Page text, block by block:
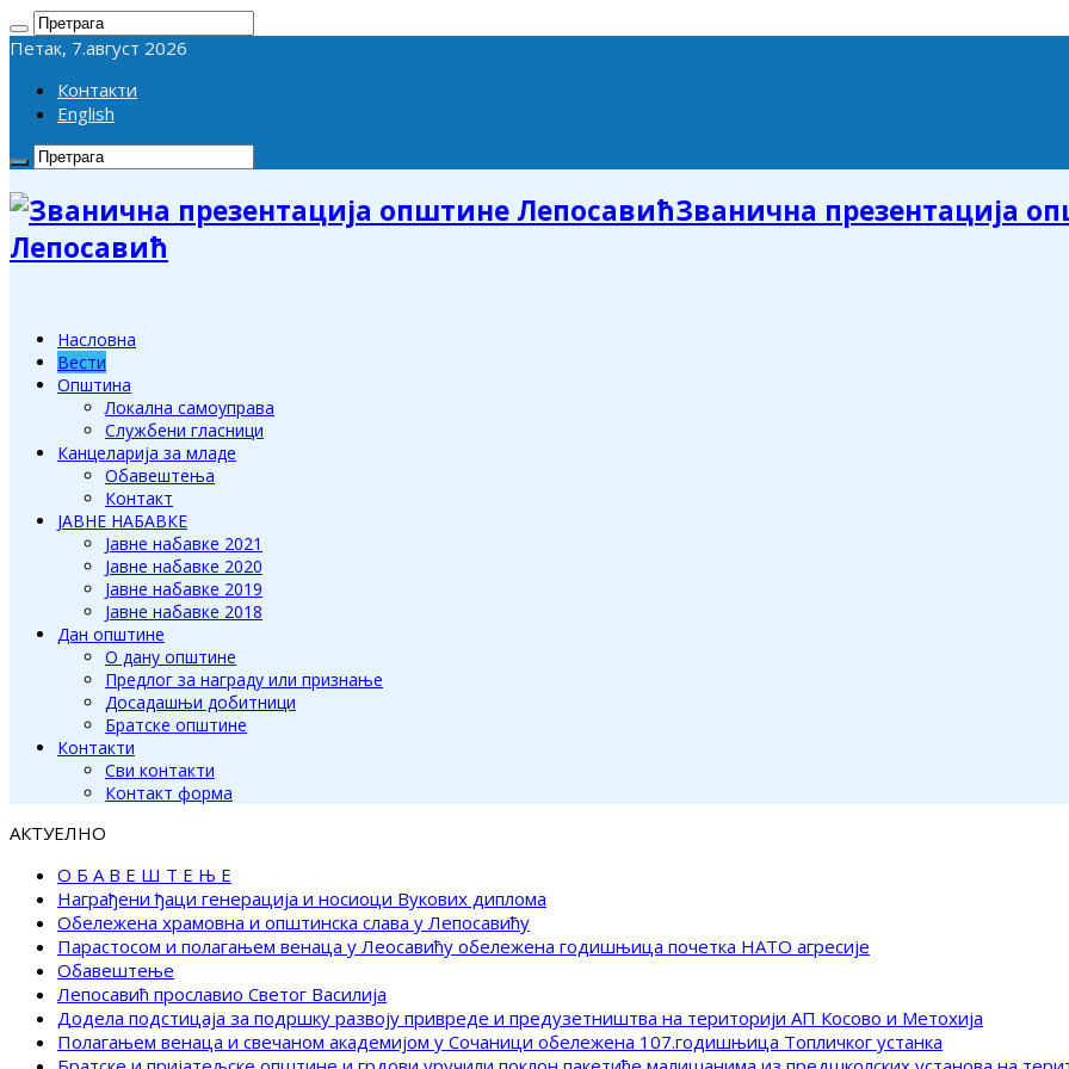
Петак, 7.август 2026
Контакти
English
Званична презентација
Лепосавић
Насловна
Вести
Општина
Локална самоуправа
Службени гласници
Канцеларија за младе
Обавештења
Контакт
ЈАВНЕ НАБАВКЕ
Јавне набавке 2021
Јавне набавке 2020
Јавне набавке 2019
Јавне набавке 2018
Дан општине
О дану општине
Предлог за награду или признање
Досадашњи добитници
Братске општине
Контакти
Сви контакти
Контакт форма
АКТУЕЛНО
О Б А В Е Ш Т Е Њ Е
Награђени ђаци генерација и носиоци Вукових диплома
Обележена храмовна и општинска слава у Лепосавићу
Парастосом и полагањем венаца у Леосавићу обележена годишњица почетка НАТО агресије
Обавештење
Лепосавић прославио Светог Василија
Додела подстицаја за подршку развоју привреде и предузетништва на територији АП Косово и Метохија
Полагањем венаца и свечаном академијом у Сочаници обележена 107.годишњица Топличког устанка